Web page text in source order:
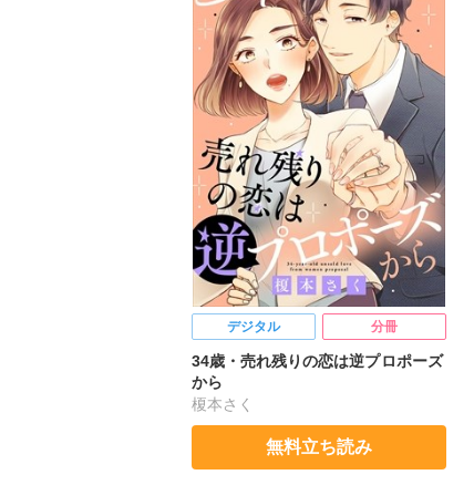
デジタル 分冊
34歳・売れ残りの恋は逆プロポーズ
から
榎本さく
無料立ち読み